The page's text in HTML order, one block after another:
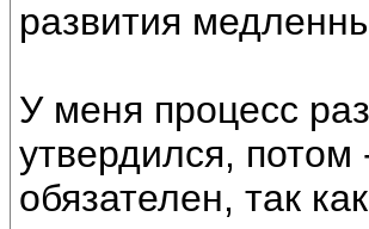
развития
У меня процесс
утвердился,
обязателен, так